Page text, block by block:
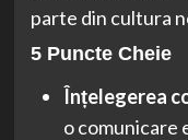
parte din cultura
5 Puncte Cheie
Înțelegerea
o comunicare